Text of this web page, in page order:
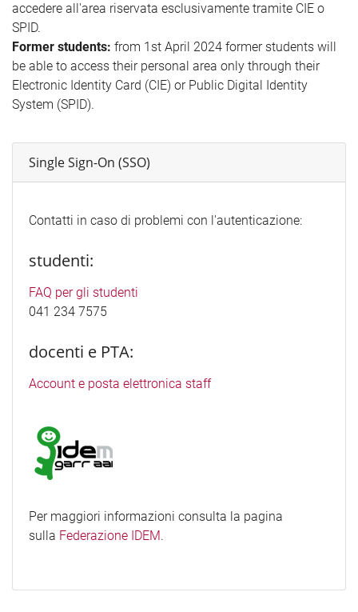
accedere all'area riservata esclusivamente tramite CIE o
SPID.
Former students: from 1st April 2024 former students will
be able to access their personal area only through their
Electronic Identity Card (CIE) or Public Digital Identity
System (SPID).
Single Sign-On (SSO)
Contatti in caso di problemi con l'autenticazione:
studenti:
FAQ per gli studenti
041 234 7575
docenti e PTA:
Account e posta elettronica staff
Per maggiori informazioni consulta la pagina
sulla Federazione IDEM.